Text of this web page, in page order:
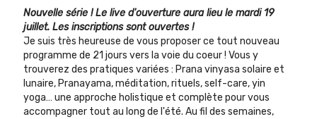
Nouvelle série ! Le live d'ouverture aura lieu le mardi 19
juillet. Les inscriptions sont ouvertes !
Je suis très heureuse de vous proposer ce tout nouveau
programme de 21 jours vers la voie du coeur ! Vous y
trouverez des pratiques variées : Prana vinyasa solaire et
lunaire, Pranayama, méditation, rituels, self-care, yin
yoga… une approche holistique et complète pour vous
accompagner tout au long de l'été. Au fil des semaines,